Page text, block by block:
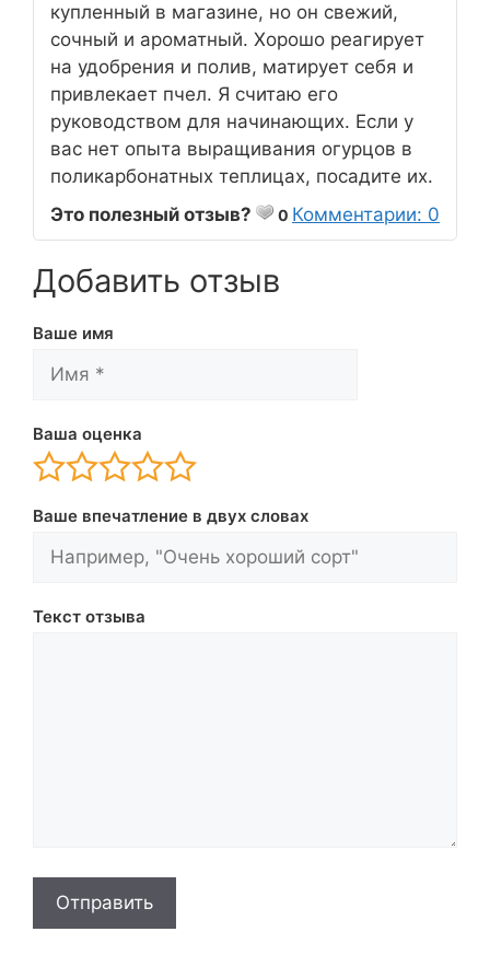
купленный в магазине, но он свежий,
сочный и ароматный. Хорошо реагирует
на удобрения и полив, матирует себя и
привлекает пчел. Я считаю его
руководством для начинающих. Если у
вас нет опыта выращивания огурцов в
поликарбонатных теплицах, посадите их.
Это полезный отзыв?
0 Комментарии: 0
Добавить отзыв
Ваше имя
Ваша оценка
Ваше впечатление в двух словах
Текст отзыва
Отправить